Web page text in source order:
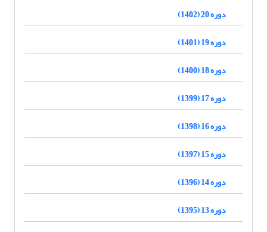
دوره 20 (1402)
دوره 19 (1401)
دوره 18 (1400)
دوره 17 (1399)
دوره 16 (1398)
دوره 15 (1397)
دوره 14 (1396)
دوره 13 (1395)